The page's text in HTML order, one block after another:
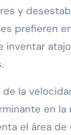
y
prefieren
inventar
la
en
el área